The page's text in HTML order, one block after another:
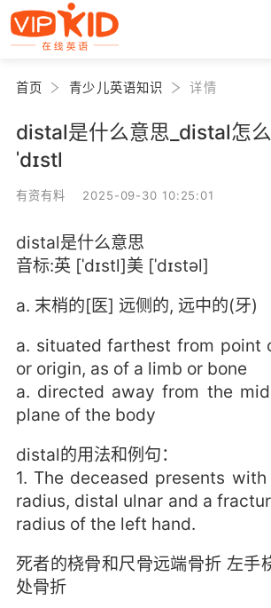
首页 青少儿英语知识 详情
distal是什么意思_distal怎
ˈdɪstl
有资有料 2025-09-30 10:25:01
distal是什么意思
音标:英 [ˈdɪstl]美 [ˈdɪstəl]
a. 末梢的[医] 远侧的, 远中的(牙)
a. situated farthest from point
or origin, as of a limb or bone
a. directed away from the
plane of the body
distal的用法和例句：
1. The deceased presents
radius, distal ulnar and a
radius of the left hand.
死者的桡骨和尺骨远端骨折 左手
处骨折